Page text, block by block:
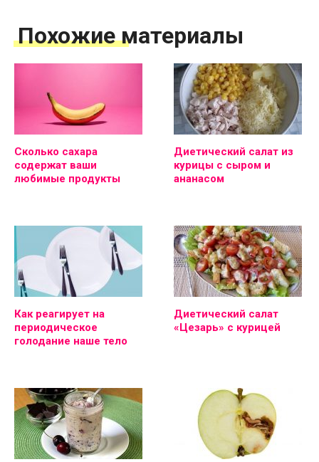
Похожие материалы
Сколько сахара
содержат ваши
любимые продукты
Диетический салат из
курицы с сыром и
ананасом
Как реагирует на
периодическое
голодание наше тело
Диетический салат
«Цезарь» с курицей